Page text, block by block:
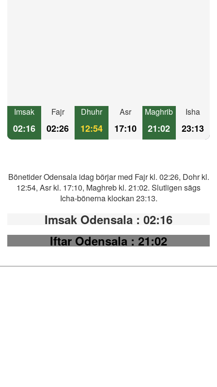
Imsak
02:16
Fajr
02:26
Dhuhr
12:54
Asr
17:10
Maghrib
21:02
Isha
23:13
Bönetider Odensala idag börjar med Fajr kl. 02:26, Dohr kl.
12:54, Asr kl. 17:10, Maghreb kl. 21:02. Slutligen sägs
Icha-bönerna klockan 23:13.
Imsak Odensala : 02:16
Iftar Odensala: 21:02